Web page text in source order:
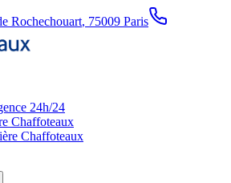
Rochechouart, 75009 Paris
24h/24
Chaffoteaux
Chaffoteaux